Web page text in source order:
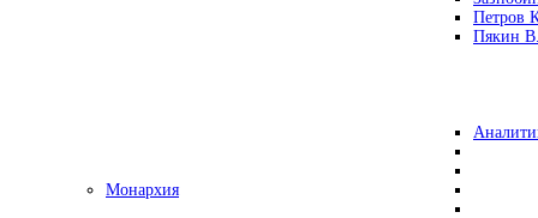
Петров
Пякин
Монархия